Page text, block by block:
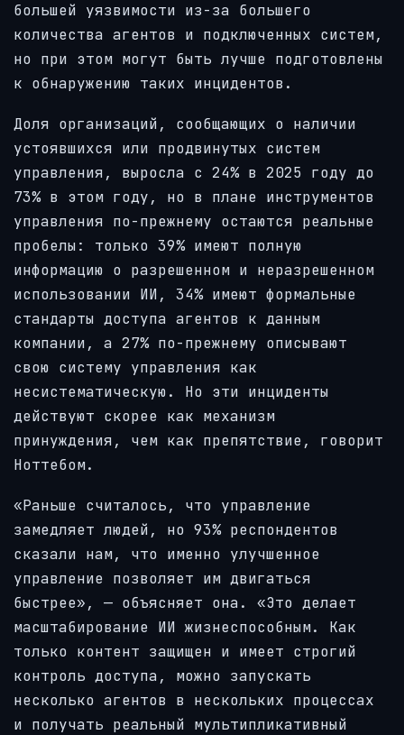
большей уязвимости из-за большего
количества агентов и подключенных систем,
но при этом могут быть лучше подготовлены
к обнаружению таких инцидентов.
Доля организаций, сообщающих о наличии
устоявшихся или продвинутых систем
управления, выросла с 24% в 2025 году до
73% в этом году, но в плане инструментов
управления по-прежнему остаются реальные
пробелы: только 39% имеют полную
информацию о разрешенном и неразрешенном
использовании ИИ, 34% имеют формальные
стандарты доступа агентов к данным
компании, а 27% по-прежнему описывают
свою систему управления как
несистематическую. Но эти инциденты
действуют скорее как механизм
принуждения, чем как препятствие, говорит
Ноттебом.
«Раньше считалось, что управление
замедляет людей, но 93% респондентов
сказали нам, что именно улучшенное
управление позволяет им двигаться
быстрее», — объясняет она. «Это делает
масштабирование ИИ жизнеспособным. Как
только контент защищен и имеет строгий
контроль доступа, можно запускать
несколько агентов в нескольких процессах
и получать реальный мультипликативный